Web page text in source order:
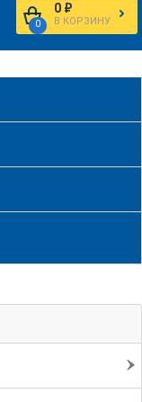
0
0 ₽
В КОРЗИНУ